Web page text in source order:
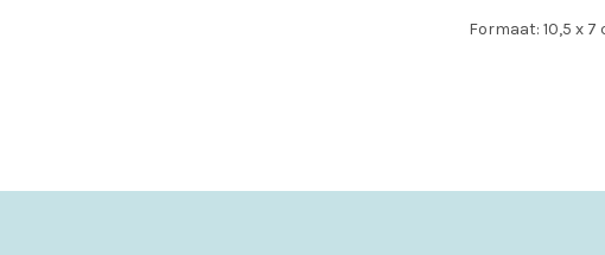
Formaat: 10,5 x 7